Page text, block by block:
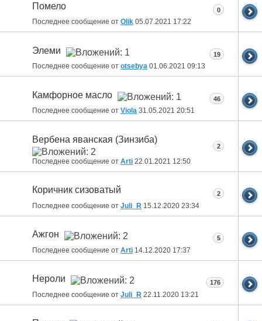
Помело
Последнее сообщение от Olik 05.07.2021 17:22
0
Элеми
Последнее сообщение от otsebya 01.06.2021 09:13
19
Камфорное масло
Последнее сообщение от Viola 31.05.2021 20:51
46
Вербена яванская (Зинзиба)
Последнее сообщение от Arti 22.01.2021 12:50
2
Коричник сизоватый
Последнее сообщение от Juli_R 15.12.2020 23:34
2
Ажгон
Последнее сообщение от Arti 14.12.2020 17:37
5
Нероли
Последнее сообщение от Juli_R 22.11.2020 13:21
176